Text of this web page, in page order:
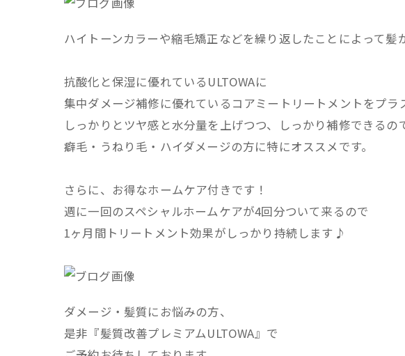
ハイトーンカラーや縮毛矯正などを繰り返したことによって
抗酸化と保湿に優れているULTOWAに
集中ダメージ補修に優れているコアミートリートメントをプラ
しっかりとツヤ感と水分量を上げつつ、しっかり補修できるの
癖毛・うねり毛・ハイダメージの方に特にオススメです。
さらに、お得なホームケア付きです！
週に一回のスペシャルホームケアが4回分ついて来るので
1ヶ月間トリートメント効果がしっかり持続します♪
ダメージ・髪質にお悩みの方、
是非『髪質改善プレミアムULTOWA』で